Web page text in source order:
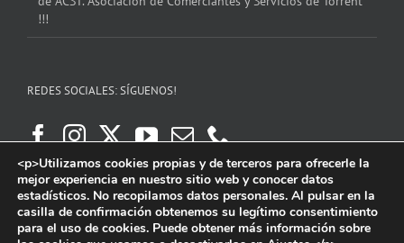
!!!
REDES SOCIALES: SÍGUENOS!
<p>Utilizamos cookies propias y de terceros para ofrecerle la
mejor experiencia en nuestro sitio web y conocer datos
estadísticos. No recopilamos datos personales. Al pulsar en la
casilla de confirmación obtenemos su legítimo consentimiento
para el uso de cookies. Puede obtener más información sobre